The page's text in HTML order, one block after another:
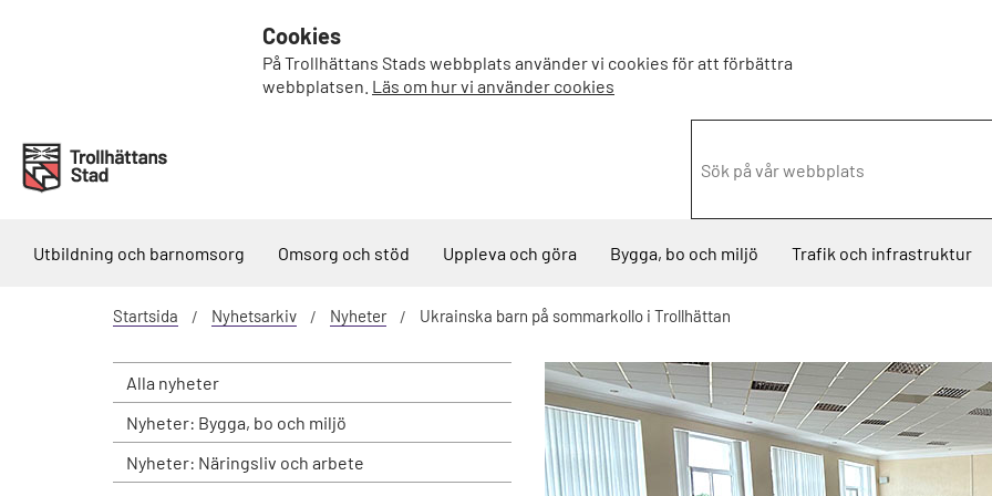
Cookies
På Trollhättans Stads webbplats använder vi cookies för att förbättra
webbplatsen. Läs om hur vi använder cookies
Utbildning och barnomsorg Omsorg och stöd Uppleva och göra Bygga, bo och miljö Trafik och infrastruktur
Startsida Nyhetsarkiv Nyheter Ukrainska barn på sommarkollo i Trollhättan
Alla nyheter
Nyheter: Bygga, bo och miljö
Nyheter: Näringsliv och arbete